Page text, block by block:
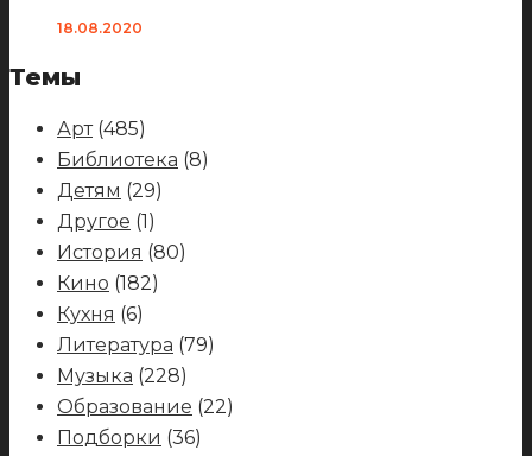
18.08.2020
Темы
Арт(485)
Библиотека (8)
Детям (29)
Другое (1)
История (80)
Кино (182)
Кухня (6)
Литература (79)
Музыка (228)
Образование (22)
Подборки (36)